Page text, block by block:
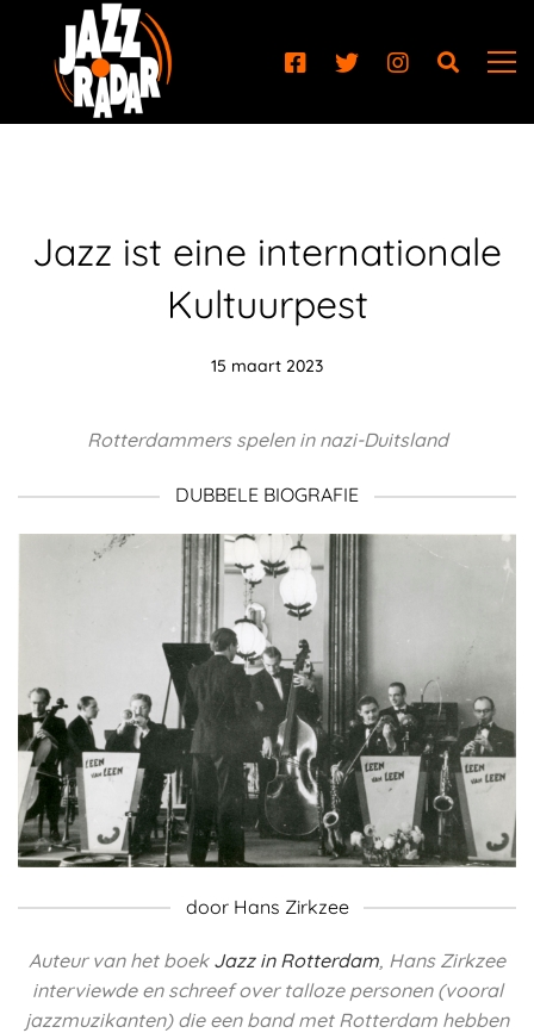
Jazz ist eine internationale
Kultuurpest
15 maart 2023
Rotterdammers spelen in nazi-Duitsland
DUBBELE BIOGRAFIE
door Hans Zirkzee
Auteur van het boek Jazz in Rotterdam , Hans Zirkzee
interviewde en schreef over talloze personen (vooral
jazzmuzikanten) die een band met Rotterdam hebben